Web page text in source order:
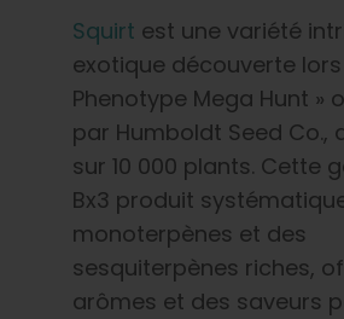
Squirt est une variété
exotique découverte lors
Phenotype Mega Hunt »
par Humboldt Seed Co.,
sur 10 000 plants. Cette
Bx3 produit
monoterpènes et des
sesquiterpènes riches,
arômes et des saveurs